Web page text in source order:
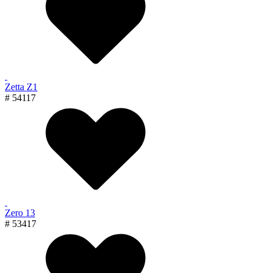
Zetta Z1
# 54117
Zero 13
# 53417